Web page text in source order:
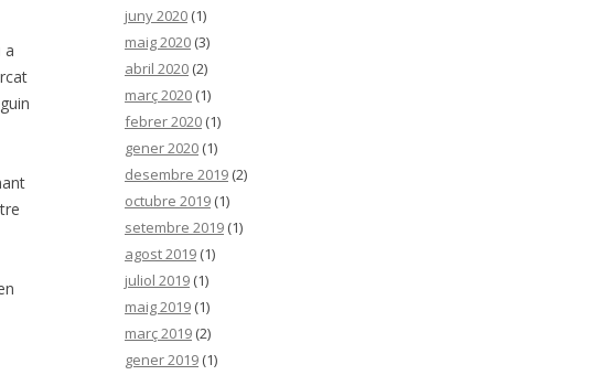
a
juny 2020 (1)
maig 2020 (3)
abril 2020 (2)
març 2020 (1)
febrer 2020 (1)
gener 2020 (1)
desembre 2019 (2)
octubre 2019 (1)
setembre 2019 (1)
agost 2019 (1)
juliol 2019 (1)
maig 2019 (1)
març 2019 (2)
gener 2019 (1)